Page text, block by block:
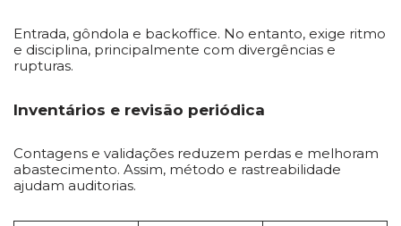
Entrada, gôndola e backoffice. No entanto, exige ritmo
e disciplina, principalmente com divergências e
rupturas.
Inventários e revisão periódica
Contagens e validações reduzem perdas e melhoram
abastecimento. Assim, método e rastreabilidade
ajudam auditorias.